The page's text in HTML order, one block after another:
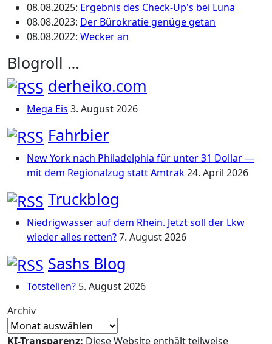
08.08.2025: Ergebnis des Check-Up's bei Luna
08.08.2023: Der Bürokratie genüge getan
08.08.2022: Wecker an
Blogroll …
derheiko.com
Mega Eis 3. August 2026
Fahrbier
New York nach Philadelphia für unter 31 Dollar —
mit dem Regionalzug statt Amtrak24. April 2026
Truckblog
Niedrigwasser auf dem Rhein. Jetzt soll der Lkw
wieder alles retten?7. August 2026
Sashs Blog
Totstellen? 5. August 2026
Archiv
KI-Transparenz: Diese Website enthält teilweise